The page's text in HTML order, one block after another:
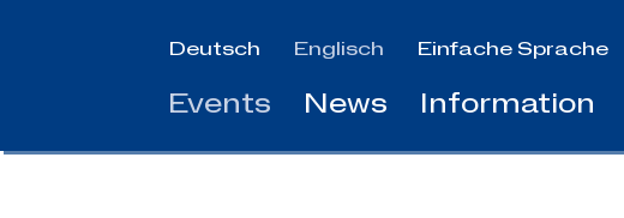
Deutsch Englisch Einfache Sprache
Events News Information